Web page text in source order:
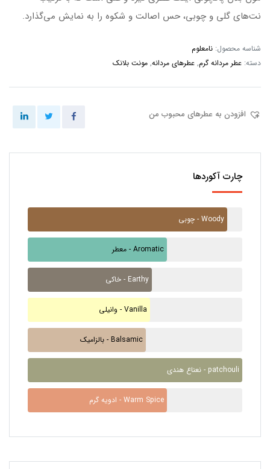
نت‌های گلی و چوبی، حس اصالت و شکوه را به نمایش می‌گذارد.
شناسه محصول: نامعلوم
دسته: عطر مردانه گرم, عطرهای مردانه, مونت بلانک
افزودن به عطرهای محبوب من
چارت آکوردها
چوبی - Woody
معطر - Aromatic
خاکی - Earthy
وانیلی - Vanilla
بالزامیک - Balsamic
نعناع هندی - patchouli
ادویه گرم - Warm Spice